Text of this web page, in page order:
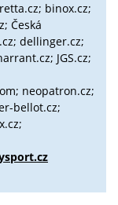
binox.cz;
Česká
dellinger.cz;
JGS.cz;
neopatron.cz;
bellot.cz;